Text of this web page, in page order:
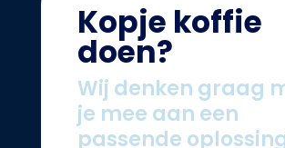
Kopje koffie
doen?
Wij denken graag
je mee aan een
passende